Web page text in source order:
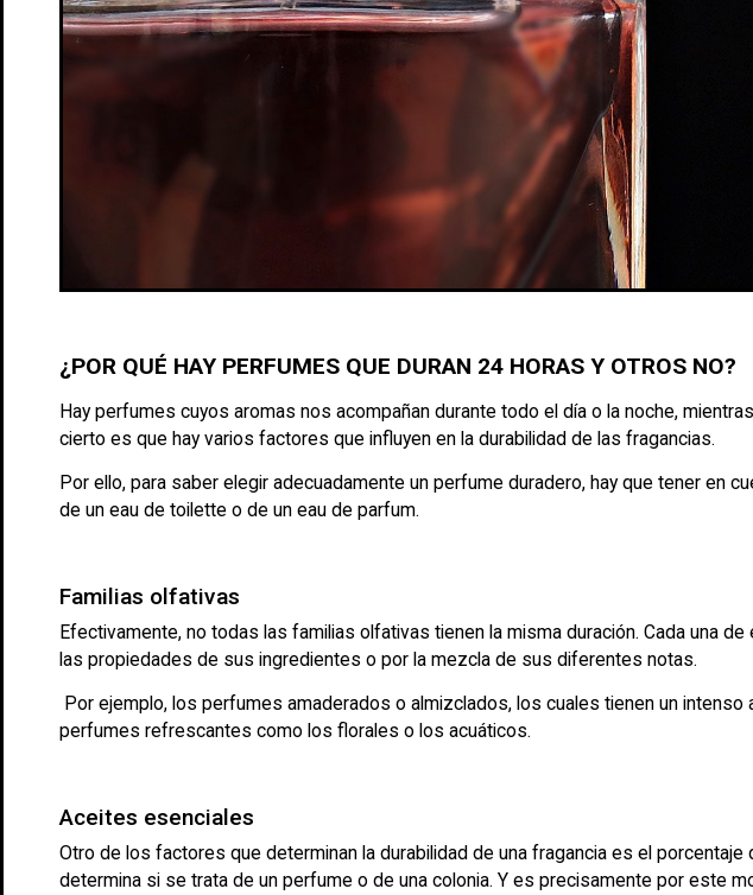
¿POR QUÉ HAY PERFUMES QUE DURAN 24 HORAS Y OTROS NO?
Hay perfumes cuyos aromas nos acompañan durante todo el día o la noche,
cierto es que hay varios factores que influyen en la durabilidad de las fragancias.
Por ello, para saber elegir adecuadamente un perfume duradero, hay que tener en
de un eau de toilette o de un eau de parfum.
Familias olfativas
Efectivamente, no todas las familias olfativas tienen la misma duración. Cada una
las propiedades de sus ingredientes o por la mezcla de sus diferentes notas.
Por ejemplo, los perfumes amaderados o almizclados, los cuales tienen un
perfumes refrescantes como los florales o los acuáticos.
Aceites esenciales
Otro de los factores que determinan la durabilidad de una fragancia es el
determina si se trata de un perfume o de una colonia. Y es precisamente por este